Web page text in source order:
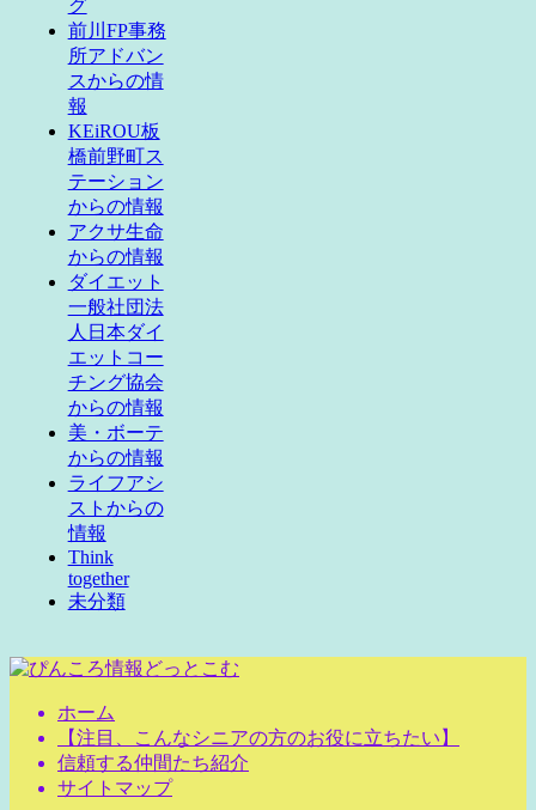
グ
前川FP事務
所アドバン
スからの情
報
KEiROU板
橋前野町ス
テーション
からの情報
アクサ生命
からの情報
ダイエット
一般社団法
人日本ダイ
エットコー
チング協会
からの情報
美・ボーテ
からの情報
ライフアシ
ストからの
情報
Think
together
未分類
ホーム
【注目、こんなシニアの方のお役に立ちたい】
信頼する仲間たち紹介
サイトマップ